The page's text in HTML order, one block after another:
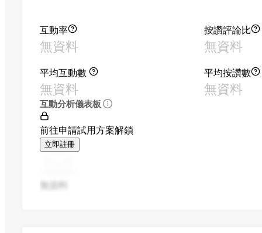
互動率
無資料
按讚評論比
無資料
平均互動數
無資料
平均按讚數
無資料
互動分析儀表板
前往申請試用方案解鎖
立即註冊
無資料